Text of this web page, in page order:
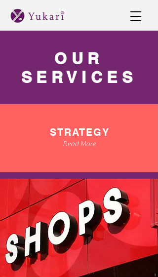
OUR
SERVICES
STRATEGY
Read More